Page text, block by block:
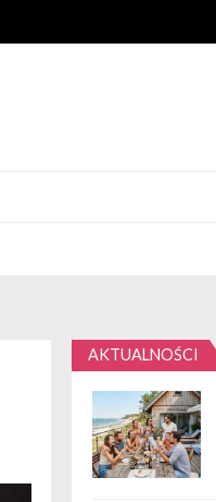
AKTUALNOŚCI